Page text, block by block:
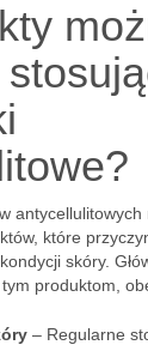
które
skóry.
produktom,
– Regularne